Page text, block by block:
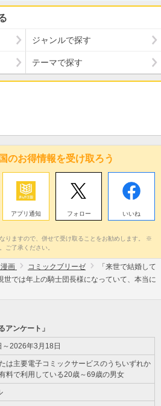
ジャンルで探す
テーマで探す
のお得情報を受け取ろう
アプリ通知 フォロー いいね
りますので、併せて受け取ることをお勧めします。 ※
ご了承ください。
画 コミックブリーゼ
「来世で結婚して
世では年上の騎士団長様になっていて、本当に
アンケート」
2026年3月18日
は主要電子コミックサービスのうちいずれか
料で利用している20歳～69歳の男女